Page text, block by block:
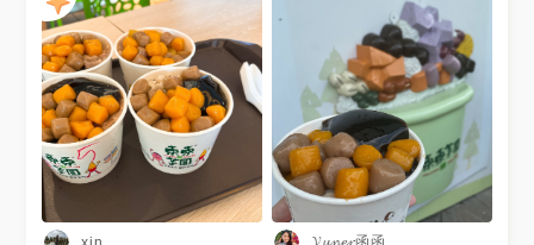
需要搶一下位子喔！ 但是翻桌
率算是很快啦～ 因為這東西本
身就吃的很快啊